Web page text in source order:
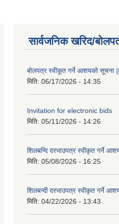
सार्वजनिक खरिद/
बोलपत्र स्वीकूत गर्ने आशयको सूचना
मिति: 06/17/2026 - 14:35
Invitation for electronic bids
मिति: 05/11/2026 - 14:26
शिलबन्दि दरभाउपत्र स्वीकृत गर्ने
मिति: 05/08/2026 - 16:25
शिलबन्दी दरभाउपत्र स्वीकृत गर्ने
मिति: 04/22/2026 - 13:43